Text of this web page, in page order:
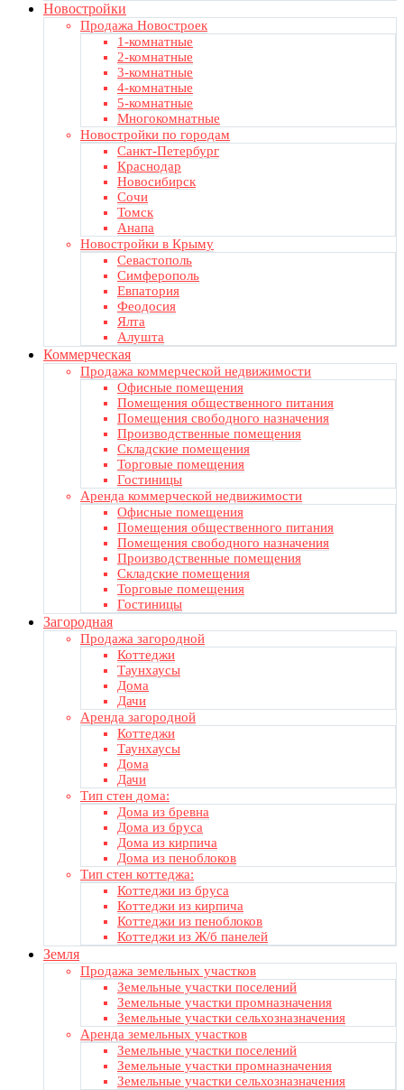
Новостройки
Продажа Новостроек
1-комнатные
2-комнатные
3-комнатные
4-комнатные
5-комнатные
Многокомнатные
Новостройки по городам
Санкт-Петербург
Краснодар
Новосибирск
Сочи
Томск
Анапа
Новостройки в Крыму
Севастополь
Симферополь
Евпатория
Феодосия
Ялта
Алушта
Коммерческая
Продажа коммерческой недвижимости
Офисные помещения
Помещения общественного питания
Помещения свободного назначения
Производственные помещения
Складские помещения
Торговые помещения
Гостиницы
Аренда коммерческой недвижимости
Офисные помещения
Помещения общественного питания
Помещения свободного назначения
Производственные помещения
Складские помещения
Торговые помещения
Гостиницы
Загородная
Продажа загородной
Коттеджи
Таунхаусы
Дома
Дачи
Аренда загородной
Коттеджи
Таунхаусы
Дома
Дачи
Тип стен дома:
Дома из бревна
Дома из бруса
Дома из кирпича
Дома из пеноблоков
Тип стен коттеджа:
Коттеджи из бруса
Коттеджи из кирпича
Коттеджи из пеноблоков
Коттеджи из Ж/б панелей
Земля
Продажа земельных участков
Земельные участки поселений
Земельные участки промназначения
Земельные участки сельхозназначения
Аренда земельных участков
Земельные участки поселений
Земельные участки промназначения
Земельные участки сельхозназначения